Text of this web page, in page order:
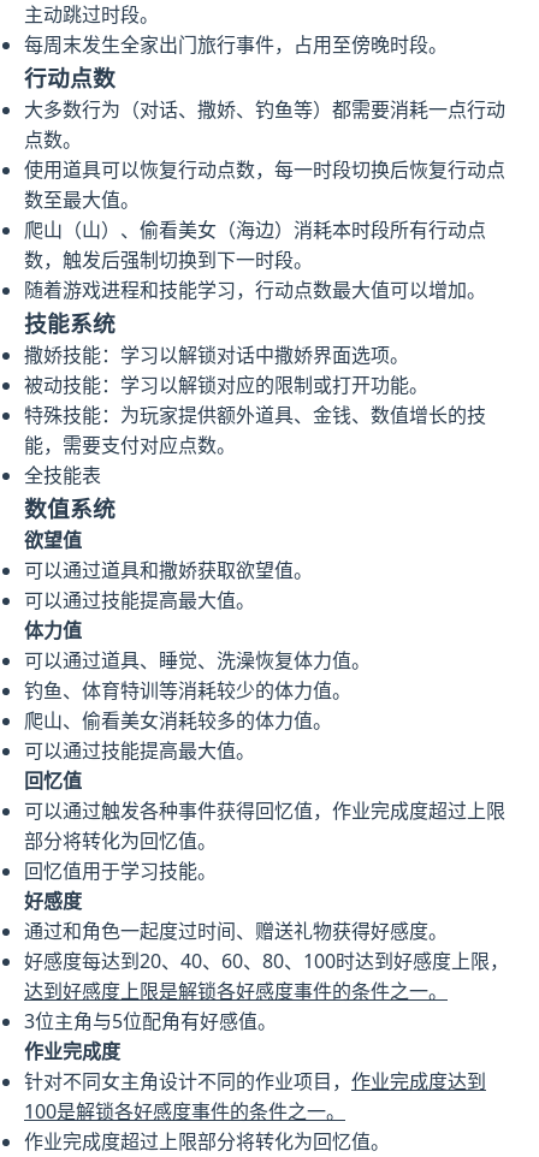
主动跳过时段。
每周末发生全家出门旅行事件，占用至傍晚时段。
行动点数
大多数行为（对话、撒娇、钓鱼等）都需要消耗一点行动
点数。
使用道具可以恢复行动点数，每一时段切换后恢复行动点
数至最大值。
爬山（山）、偷看美女（海边）消耗本时段所有行动点
数，触发后强制切换到下一时段。
随着游戏进程和技能学习，行动点数最大值可以增加。
技能系统
撒娇技能：学习以解锁对话中撒娇界面选项。
被动技能：学习以解锁对应的限制或打开功能。
特殊技能：为玩家提供额外道具、金钱、数值增长的技
能，需要支付对应点数。
全技能表
数值系统
欲望值
可以通过道具和撒娇获取欲望值。
可以通过技能提高最大值。
体力值
可以通过道具、睡觉、洗澡恢复体力值。
钓鱼、体育特训等消耗较少的体力值。
爬山、偷看美女消耗较多的体力值。
可以通过技能提高最大值。
回忆值
可以通过触发各种事件获得回忆值，作业完成度超过上限
部分将转化为回忆值。
回忆值用于学习技能。
好感度
通过和角色一起度过时间、赠送礼物获得好感度。
好感度每达到20、40、60、80、100时达到好感度上限，
达到好感度上限是解锁各好感度事件的条件之一。
3位主角与5位配角有好感值。
作业完成度
针对不同女主角设计不同的作业项目， 作业完成度达到
100是解锁各好感度事件的条件之一。
作业完成度超过上限部分将转化为回忆值。